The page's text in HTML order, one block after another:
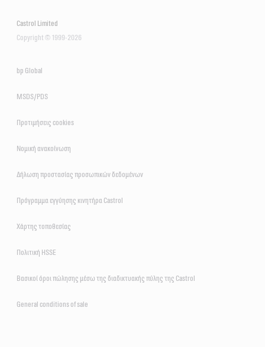
Castrol Limited
Copyright © 1999-2026
bp Global
MSDS/PDS
Προτιμήσεις cookies
Νομική ανακοίνωση
Δήλωση προστασίας προσωπικών δεδομένων
Πρόγραμμα εγγύησης κινητήρα Castrol
Χάρτης τοποθεσίας
Πολιτική HSSE
Βασικοί όροι πώλησης μέσω της διαδικτυακής πύλης της Castrol
General conditions of sale